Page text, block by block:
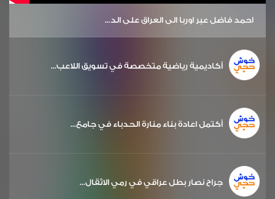
احمد فاضل عبر اوربا الى العراق على الد...
أكاديمية رياضية متخصصة في تسويق اللاعب...
أكتمل اعادة بناء منارة الحدباء في جامع...
جراح نصار بطل عراقي في رمي الاثقال...